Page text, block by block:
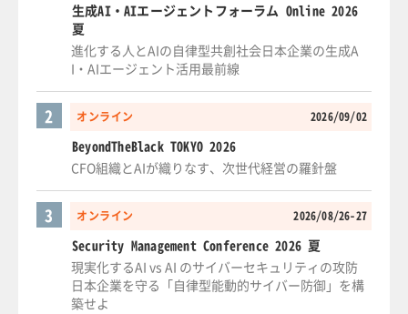
生成AI・AIエージェントフォーラム Online 2026
夏
進化する人とAIの自律型共創社会日本企業の生成A
I・AIエージェント活用最前線
オンライン 2026/09/02
2
BeyondTheBlack TOKYO 2026
CFO組織とAIが織りなす、次世代経営の羅針盤
オンライン 2026/08/26-27
3
Security Management Conference 2026 夏
現実化するAI vs AI のサイバーセキュリティの攻防
日本企業を守る「自律型能動的サイバー防御」を構
築せよ